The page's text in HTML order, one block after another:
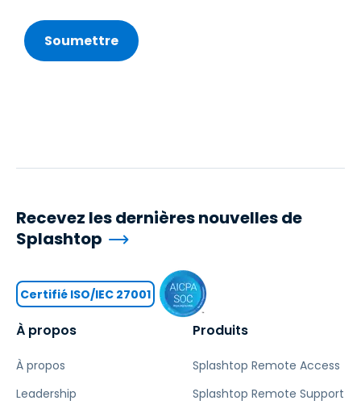
À propos
À propos
Leadership
Produits
Splashtop Remote Access
Splashtop Remote Support
Recevez les dernières nouvelles de
Splashtop
Certifié ISO/IEC 27001